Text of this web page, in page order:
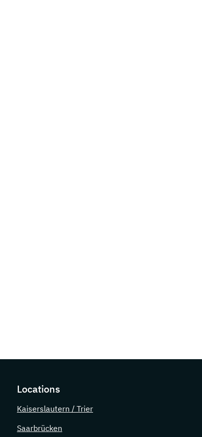
Locations
Kaiserslautern / Trier
Saarbrücken